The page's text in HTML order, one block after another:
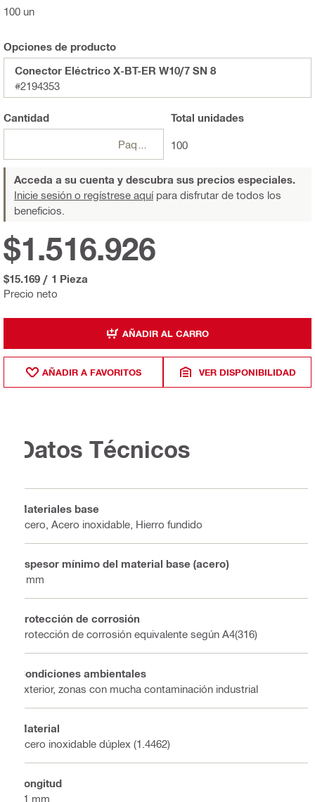
100 un
Opciones de producto
Conector Eléctrico X-BT-ER W10/7 SN 8
#2194353
Cantidad Total unidades
100
Acceda a su cuenta y descubra sus precios especiales.
Inicie sesión o regístrese aquípara disfrutar de todos los
beneficios.
Precio neto
$1.516.926
$15.169 / 1 Pieza
AÑADIR AL CARRO
AÑADIR A FAVORITOS VER DISPONIBILIDAD
Datos Técnicos
Materiales base
Acero, Acero inoxidable, Hierro fundido
Espesor mínimo del material base (acero)
8 mm
Protección de corrosión
Protección de corrosión equivalente según A4(316)
Condiciones ambientales
Exterior, zonas con mucha contaminación industrial
Material
Acero inoxidable dúplex (1.4462)
Longitud
31 mm